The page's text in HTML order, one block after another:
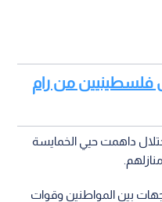
فلسطينيين من رام
داهمت حيي الخمايسة
بين المواطنين وقوات